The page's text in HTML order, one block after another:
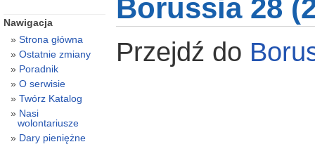
Borussia 28
Przejdź do
Nawigacja
Strona główna
Ostatnie zmiany
Poradnik
O serwisie
Twórz Katalog
Nasi
wolontariusze
Dary pieniężne